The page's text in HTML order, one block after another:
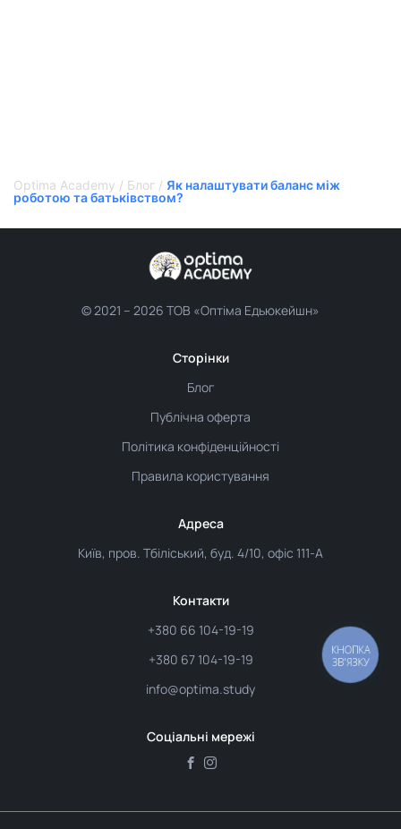
Optima Academy / Блог / Як налаштувати баланс між
роботою та батьківством?
© 2021 – 2026 ТОВ «Оптіма Едьюкейшн»
Сторінки
Блог
Публічна оферта
Політика конфіденційності
Правила користування
Адреса
Київ, пров. Тбіліський, буд. 4/10, офіс 111-А
Контакти
+380 66 104-19-19
+380 67 104-19-19
info@optima.study
Соціальні мережі
КНОПКА
ЗВ'ЯЗКУ